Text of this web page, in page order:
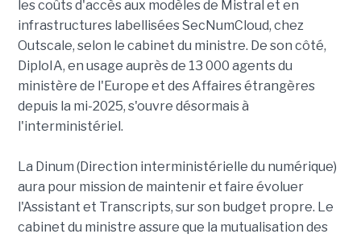
les coûts d'accès aux modèles de Mistral et en
infrastructures labellisées SecNumCloud, chez
Outscale, selon le cabinet du ministre. De son côté,
DiploIA, en usage auprès de 13 000 agents du
ministère de l'Europe et des Affaires étrangères
depuis la mi-2025, s'ouvre désormais à
l'interministériel.
La Dinum (Direction interministérielle du numérique)
aura pour mission de maintenir et faire évoluer
l'Assistant et Transcripts, sur son budget propre. Le
cabinet du ministre assure que la mutualisation des